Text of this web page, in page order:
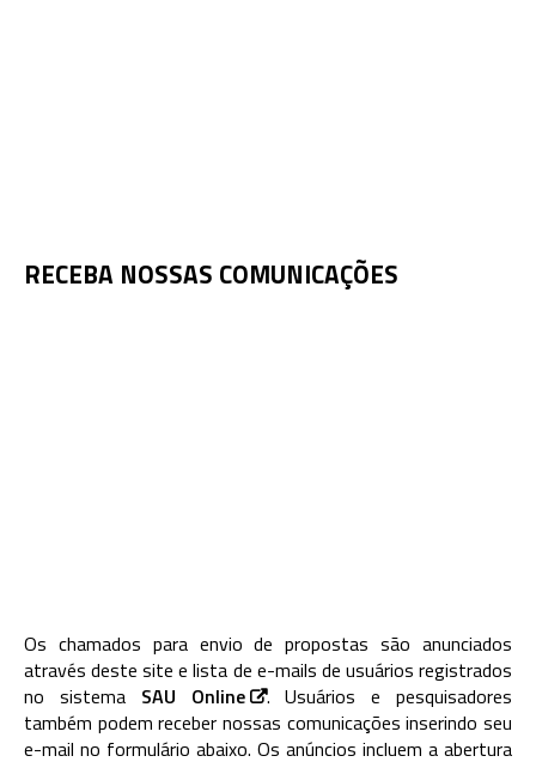
RECEBA NOSSAS COMUNICAÇÕES
Os chamados para envio de propostas são anunciados
através deste site e lista de e-mails de usuários registrados
no sistema SAU Online
. Usuários e pesquisadores
também podem receber nossas comunicações inserindo seu
e-mail no formulário abaixo. Os anúncios incluem a abertura